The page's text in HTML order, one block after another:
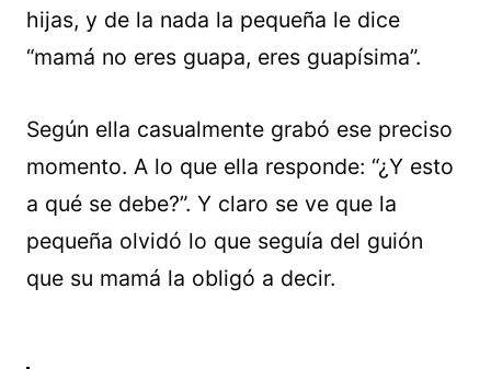
hijas, y de la nada la pequeña le dice
“mamá no eres guapa, eres guapísima”.
Según ella casualmente grabó ese preciso
momento. A lo que ella responde: “¿Y esto
a qué se debe?”. Y claro se ve que la
pequeña olvidó lo que seguía del guión
que su mamá la obligó a decir.